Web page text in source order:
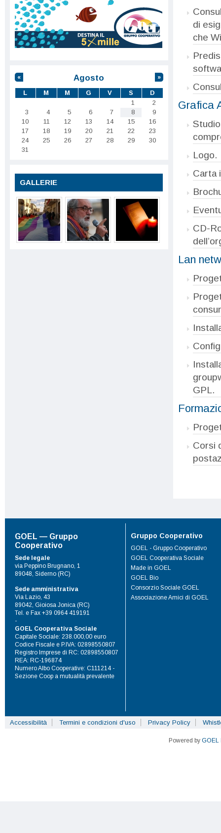
di
che
Grafica
Studio
Logo.
Carta
CD-
Lan
GPL.
Corsi
Agosto
« »
L M M G V S
D
1
2
3
4 5 6 7 8
9
10
11 12 13 14 15
16
17
18 19 20 21 22
23
24
25 26 27 28 29
30
31
GALLERIE
GOEL — Gruppo
Cooperativo
Sede legale
via Peppino Brugnano, 1
89048, Siderno (RC)
Sede amministrativa
Via Lazio, 43
89042, Gioiosa Jonica (RC)
Tel. e Fax +39 0964 419191
-
GOEL Cooperativa Sociale
Capitale Sociale: 238.000,00 euro
Codice Fiscale e P.IVA: 02898550807
Registro Imprese di RC: 02898550807
REA: RC-196874
Numero Albo Cooperative: C111214 -
Sezione Coop a mutualità prevalente
Gruppo Cooperativo
GOEL - Gruppo Cooperativo
GOEL Cooperativa Sociale
Made in GOEL
GOEL Bio
Consorzio Sociale GOEL
Associazione Amici di GOEL
Accessibilità Termini e condizioni d'uso Privacy Policy
Powered by GOEL